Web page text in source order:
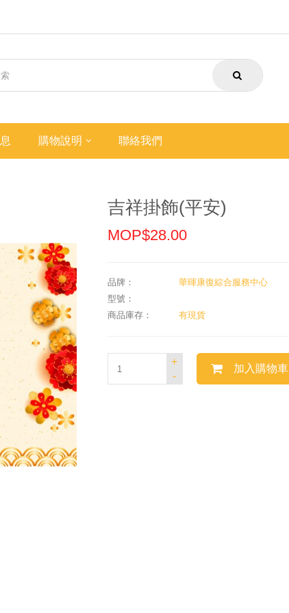
購物說明 聯絡我們
吉祥掛飾(平安)
MOP$28.00
品牌：
華暉康復綜合服務中心
型號：
商品庫存：
有現貨
-
+
加入購物車